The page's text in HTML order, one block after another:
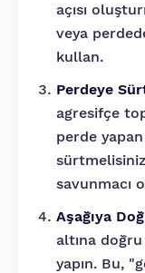
açısı
veya
kullan.
Perdeye
agresifçe
perde
savunmacı
Aşağıya
altına
yapın. Bu,